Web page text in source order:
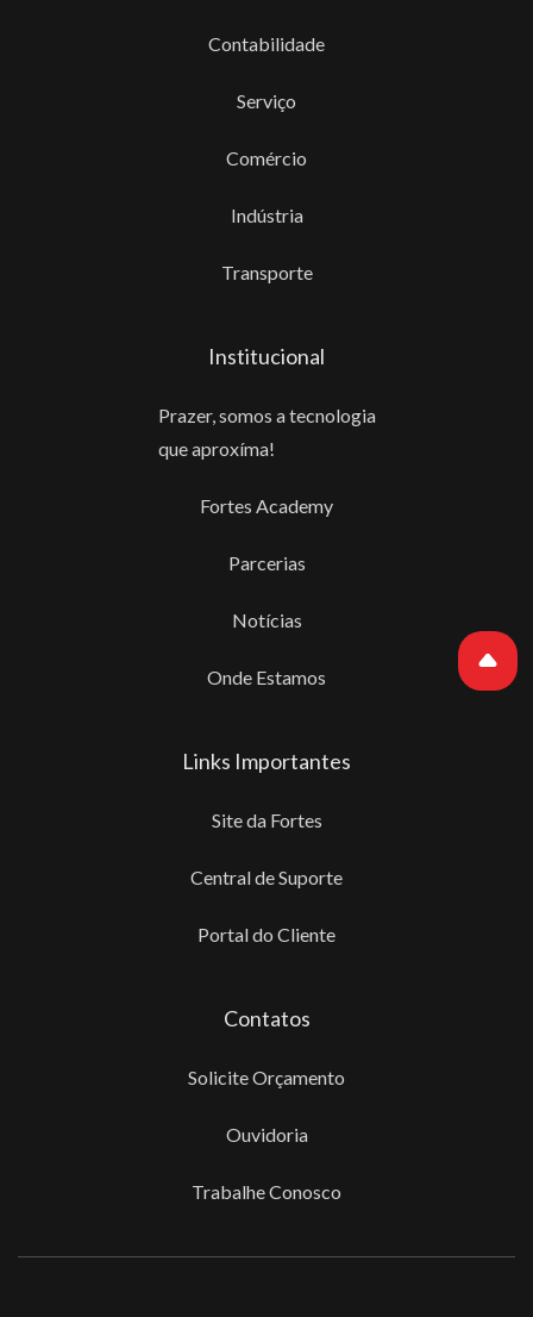
Contabilidade
Serviço
Comércio
Indústria
Transporte
Institucional
Prazer, somos a tecnologia
que aproxíma!
Fortes Academy
Parcerias
Notícias
Onde Estamos
Links Importantes
Site da Fortes
Central de Suporte
Portal do Cliente
Contatos
Solicite Orçamento
Ouvidoria
Trabalhe Conosco